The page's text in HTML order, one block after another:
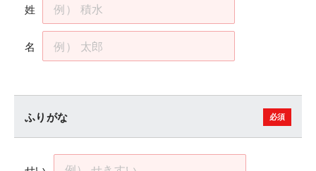
姓
名
ふりがな